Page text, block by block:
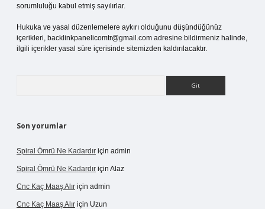
sorumluluğu kabul etmiş sayılırlar.
Hukuka ve yasal düzenlemelere aykırı olduğunu düşündüğünüz
içerikleri, backlinkpanelicomtr@gmail.com adresine bildirmeniz halinde,
ilgili içerikler yasal süre içerisinde sitemizden kaldırılacaktır.
Son yorumlar
Spiral Ömrü Ne Kadardır için admin
Spiral Ömrü Ne Kadardır için Alaz
Cnc Kaç Maaş Alır için admin
Cnc Kaç Maaş Alır için Uzun